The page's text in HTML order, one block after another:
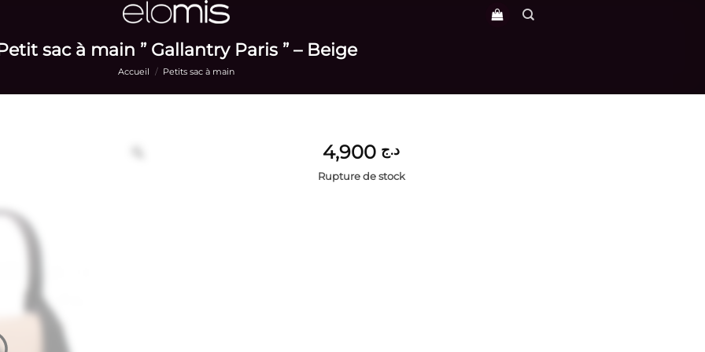
sac à main ” Gallantry Paris ” – Beige
Accueil / Petits sac à main
د.ج
Rupture de stock